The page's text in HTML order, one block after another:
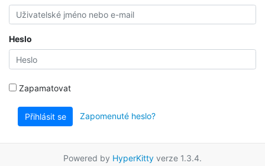
Heslo
Zapamatovat
Přihlásit se Zapomenuté heslo?
Powered by HyperKitty verze 1.3.4.